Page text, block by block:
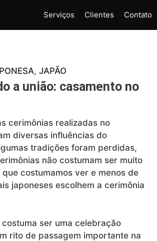
Serviços Clientes Contato
, JAPÃO
a união: casamento no
cerimônias realizadas no
diversas influências do
tradições foram perdidas,
não costumam ser muito
costumamos ver e menos de
japoneses escolhem a cerimônia
costuma ser uma celebração
rito de passagem importante na